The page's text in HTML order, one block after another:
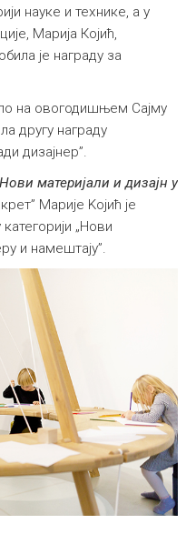
науке и технике, а у
Марија Којић,
је награду за
на овогодишњем Сајму
другу награду
дизајнер”.
материјали и дизајн у
Марије Kојић је
„Нови
и намештају”.